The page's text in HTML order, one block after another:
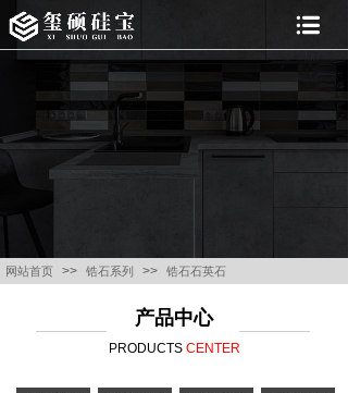
网站首页 >> 锆石系列 >> 锆石石英石
产品中心
PRODUCTS CENTER